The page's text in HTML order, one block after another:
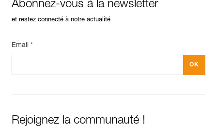
Abonnez-vous à la newsletter
et restez connecté à notre actualité
Email *
Rejoignez la communauté !